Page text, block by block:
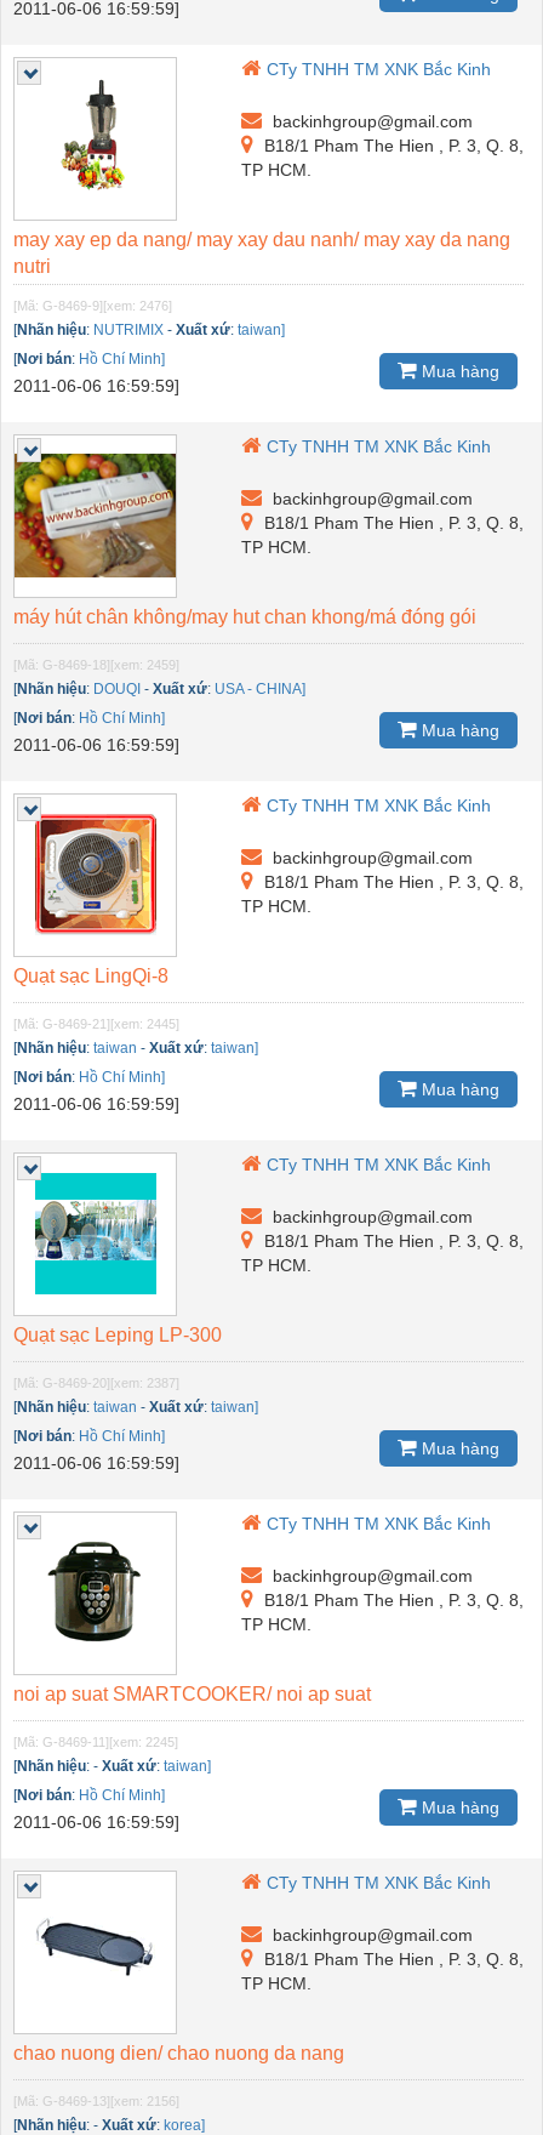
2011-06-06 16:59:59]
CTy TNHH TM XNK Bắc Kinh
backinhgroup@gmail.com
B18/1 Pham The Hien , P. 3, Q. 8,
TP HCM.
may xay ep da nang/ may xay dau nanh/ may xay da nang
nutri
[Mã: G-8469-9][xem: 2476]
[Nhãn hiệu: NUTRIMIX - Xuất xứ: taiwan]
[Nơi bán: Hồ Chí Minh]
2011-06-06 16:59:59]
Mua hàng
CTy TNHH TM XNK Bắc Kinh
backinhgroup@gmail.com
B18/1 Pham The Hien , P. 3, Q. 8,
TP HCM.
máy hút chân không/may hut chan khong/má đóng gói
[Mã: G-8469-18][xem: 2459]
[Nhãn hiệu: DOUQI - Xuất xứ: USA - CHINA]
[Nơi bán: Hồ Chí Minh]
2011-06-06 16:59:59]
Mua hàng
CTy TNHH TM XNK Bắc Kinh
backinhgroup@gmail.com
B18/1 Pham The Hien , P. 3, Q. 8,
TP HCM.
Quạt sạc LingQi-8
[Mã: G-8469-21][xem: 2445]
[Nhãn hiệu: taiwan - Xuất xứ: taiwan]
[Nơi bán: Hồ Chí Minh]
2011-06-06 16:59:59]
Mua hàng
CTy TNHH TM XNK Bắc Kinh
backinhgroup@gmail.com
B18/1 Pham The Hien , P. 3, Q. 8,
TP HCM.
Quạt sạc Leping LP-300
[Mã: G-8469-20][xem: 2387]
[Nhãn hiệu: taiwan - Xuất xứ: taiwan]
[Nơi bán: Hồ Chí Minh]
2011-06-06 16:59:59]
Mua hàng
CTy TNHH TM XNK Bắc Kinh
backinhgroup@gmail.com
B18/1 Pham The Hien , P. 3, Q. 8,
TP HCM.
noi ap suat SMARTCOOKER/ noi ap suat
[Mã: G-8469-11][xem: 2245]
[Nhãn hiệu: - Xuất xứ: taiwan]
[Nơi bán: Hồ Chí Minh]
2011-06-06 16:59:59]
Mua hàng
CTy TNHH TM XNK Bắc Kinh
backinhgroup@gmail.com
B18/1 Pham The Hien , P. 3, Q. 8,
TP HCM.
chao nuong dien/ chao nuong da nang
[Mã: G-8469-13][xem: 2156]
[Nhãn hiệu: - Xuất xứ: korea]